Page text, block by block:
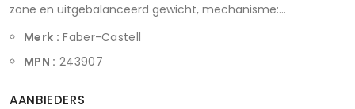
zone en uitgebalanceerd gewicht, mechanisme:...
Merk : Faber-Castell
MPN : 243907
AANBIEDERS